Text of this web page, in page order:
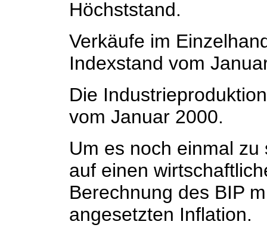
Höchststand.
Verkäufe im
Indexstand vom
Die
vom Januar 2000.
Um es noch einmal
auf einen
Berechnung des BIP
angesetzten Inflation.